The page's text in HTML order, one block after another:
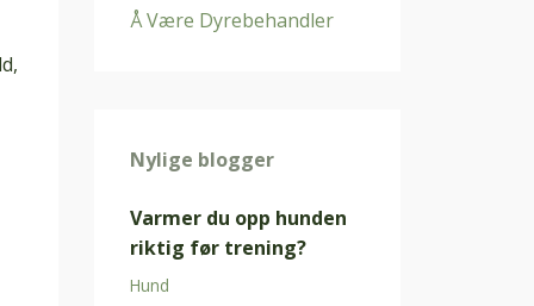
Å Være Dyrebehandler
Nylige blogger
Varmer du opp hunden
riktig før trening?
Hund